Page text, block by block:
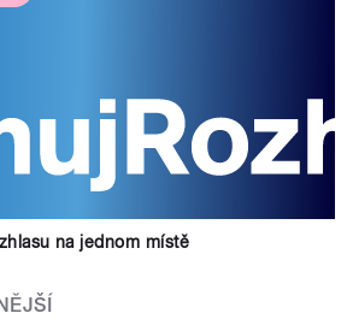
na jednom místě